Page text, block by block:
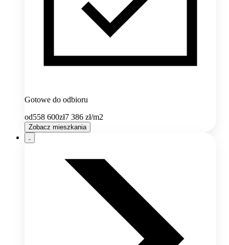
Gotowe do odbioru
od558 600zł7 386 zł/m2
Zobacz mieszkania